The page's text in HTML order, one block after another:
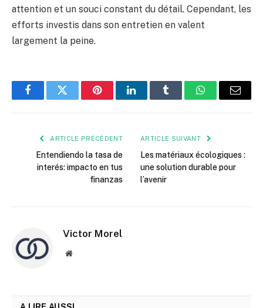
attention et un souci constant du détail. Cependant, les
efforts investis dans son entretien en valent
largement la peine.
FacebookTwitter PinterestLinkedInTumblr WhatsApp
E-
ARTICLE PRÉCÉDENT
Entendiendo la tasa de
interés: impacto en tus
finanzas
ARTICLE SUIVANT
Les matériaux écologiques :
une solution durable pour
l’avenir
Victor Morel
Site